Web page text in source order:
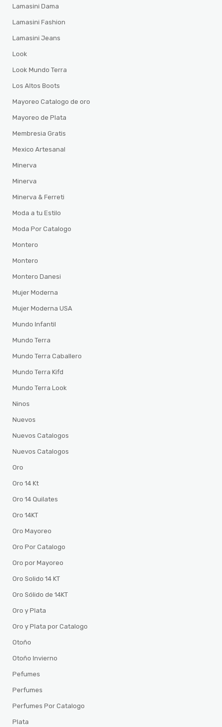
Lamasini Dama
Lamasini Fashion
Lamasini Jeans
Look
Look Mundo Terra
Los Altos Boots
Mayoreo Catalogo de oro
Mayoreo de Plata
Membresia Gratis
Mexico Artesanal
Minerva
Minerva
Minerva & Ferreti
Moda a tu Estilo
Moda Por Catalogo
Montero
Montero
Montero Danesi
Mujer Moderna
Mujer Moderna USA
Mundo Infantil
Mundo Terra
Mundo Terra Caballero
Mundo Terra Kifd
Mundo Terra Look
Ninos
Nuevos
Nuevos Catalogos
Nuevos Catalogos
Oro
Oro 14 Kt
Oro 14 Quilates
Oro 14KT
Oro Mayoreo
Oro Por Catalogo
Oro por Mayoreo
Oro Solido 14 KT
Oro Sólido de 14KT
Oro y Plata
Oro y Plata por Catalogo
Otoño
Otoño Invierno
Pefumes
Perfumes
Perfumes Por Catalogo
Plata